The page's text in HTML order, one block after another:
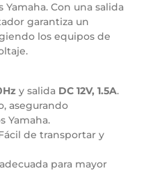
Con una salida
garantiza un
los equipos de
y salida DC 12V, 1.5A.
asegurando
Yamaha.
de transportar y
para mayor